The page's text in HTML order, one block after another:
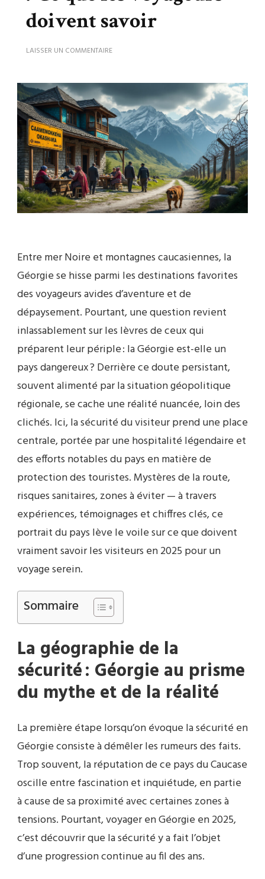
doivent savoir
LAISSER UN COMMENTAIRESUR
DANGEREUX
CE
QUE
LES
VOYAGEURS
DOIVENT
SAVOIR
Entre mer Noire et montagnes caucasiennes, la
Géorgie se hisse parmi les destinations favorites
des voyageurs avides d’aventure et de
dépaysement. Pourtant, une question revient
inlassablement sur les lèvres de ceux qui
préparent leur périple : la Géorgie est-elle un
pays dangereux ? Derrière ce doute persistant,
souvent alimenté par la situation géopolitique
régionale, se cache une réalité nuancée, loin des
clichés. Ici, la sécurité du visiteur prend une place
centrale, portée par une hospitalité légendaire et
des efforts notables du pays en matière de
protection des touristes. Mystères de la route,
risques sanitaires, zones à éviter — à travers
expériences, témoignages et chiffres clés, ce
portrait du pays lève le voile sur ce que doivent
vraiment savoir les visiteurs en 2025 pour un
voyage serein.
Sommaire
La géographie de la
sécurité : Géorgie au prisme
du mythe et de la réalité
La première étape lorsqu’on évoque la sécurité en
Géorgie consiste à démêler les rumeurs des faits.
Trop souvent, la réputation de ce pays du Caucase
oscille entre fascination et inquiétude, en partie
à cause de sa proximité avec certaines zones à
tensions. Pourtant, voyager en Géorgie en 2025,
c’est découvrir que la sécurité y a fait l’objet
d’une progression continue au fil des ans.